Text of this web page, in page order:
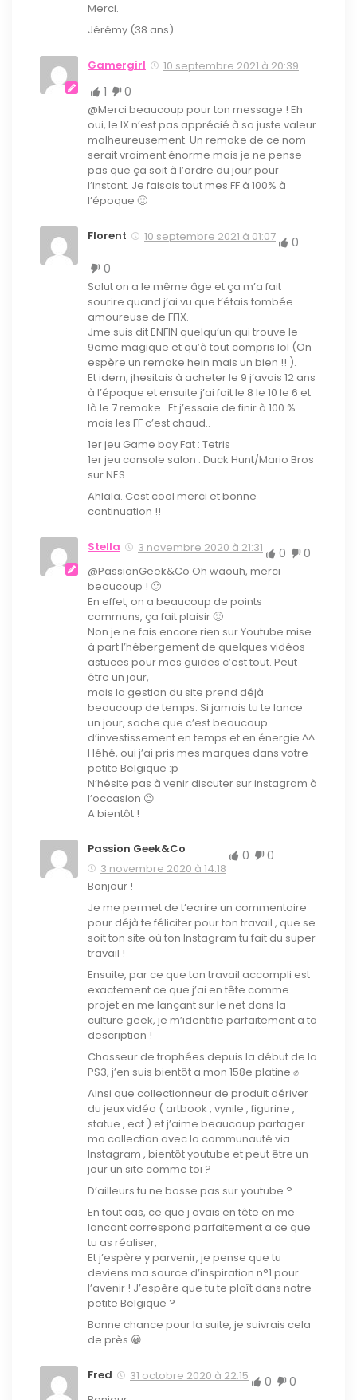
Merci.
Jérémy (38 ans)
Gamergirl 10 septembre 2021 à 20:39
1 0
@Merci beaucoup pour ton message ! Eh
oui, le IX n’est pas apprécié à sa juste valeur
malheureusement. Un remake de ce nom
serait vraiment énorme mais je ne pense
pas que ça soit à l’ordre du jour pour
l’instant. Je faisais tout mes FF à 100% à
l’époque 🙂
Florent 10 septembre 2021 à 01:07
0
0
Salut on a le même âge et ça m’a fait
sourire quand j’ai vu que t’étais tombée
amoureuse de FFIX.
Jme suis dit ENFIN quelqu’un qui trouve le
9eme magique et qu’à tout compris lol (On
espère un remake hein mais un bien !! ).
Et idem, jhesitais à acheter le 9 j’avais 12 ans
à l’époque et ensuite j’ai fait le 8 le 10 le 6 et
là le 7 remake…Et j’essaie de finir à 100 %
mais les FF c’est chaud..
1er jeu Game boy Fat : Tetris
1er jeu console salon : Duck Hunt/Mario Bros
sur NES.
Ahlala..Cest cool merci et bonne
continuation !!
Stella 3 novembre 2020 à 21:31 0 0
@PassionGeek&Co Oh waouh, merci
beaucoup ! 🙂
En effet, on a beaucoup de points
communs, ça fait plaisir 🙂
Non je ne fais encore rien sur Youtube mise
à part l’hébergement de quelques vidéos
astuces pour mes guides c’est tout. Peut
être un jour,
mais la gestion du site prend déjà
beaucoup de temps. Si jamais tu te lance
un jour, sache que c’est beaucoup
d’investissement en temps et en énergie ^^
Héhé, oui j’ai pris mes marques dans votre
petite Belgique :p
N’hésite pas à venir discuter sur instagram à
l’occasion 😉
A bientôt !
Passion Geek&Co
3 novembre 2020 à 14:18
0 0
Bonjour !
Je me permet de t’ecrire un commentaire
pour déjà te féliciter pour ton travail , que se
soit ton site où ton Instagram tu fait du super
travail !
Ensuite, par ce que ton travail accompli est
exactement ce que j’ai en tête comme
projet en me lançant sur le net dans la
culture geek, je m’identifie parfaitement a ta
description !
Chasseur de trophées depuis la début de la
PS3, j’en suis bientôt a mon 158e platine ✊
Ainsi que collectionneur de produit dériver
du jeux vidéo ( artbook , vynile , figurine ,
statue , ect ) et j’aime beaucoup partager
ma collection avec la communauté via
Instagram , bientôt youtube et peut être un
jour un site comme toi ?
D’ailleurs tu ne bosse pas sur youtube ?
En tout cas, ce que j avais en tête en me
lancant correspond parfaitement a ce que
tu as réaliser,
Et j’espère y parvenir, je pense que tu
deviens ma source d’inspiration n°1 pour
l’avenir ! J’espère que tu te plaît dans notre
petite Belgique ?
Bonne chance pour la suite, je suivrais cela
de près 😀
Fred 31 octobre 2020 à 22:15 0 0